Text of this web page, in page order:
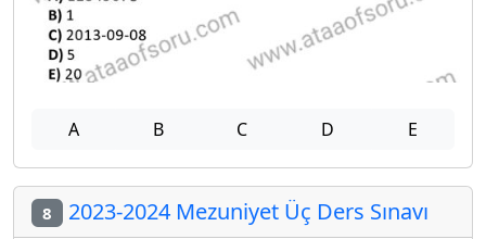
A B C D E
8 2023-2024 Mezuniyet Üç Ders Sınavı